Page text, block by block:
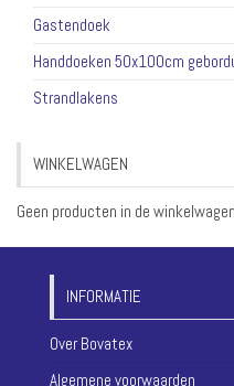
Gastendoek
Handdoeken 50x100cm
Strandlakens
WINKELWAGEN
Geen producten in de winkelwagen.
INFORMATIE
Over Bovatex
Algemene voorwaarden